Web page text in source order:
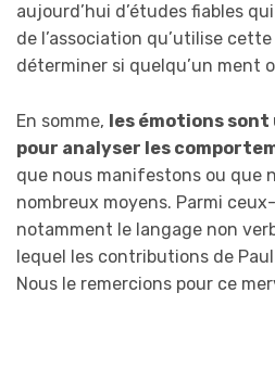
aujourd’hui d’études fiables
de l’association qu’utilise
déterminer si quelqu’un ment
En somme, les émotions sont
pour analyser les
que nous manifestons ou que
nombreux moyens. Parmi
notamment le langage non
lequel les contributions de
Nous le remercions pour ce